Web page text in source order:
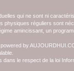
qui ne sont ni
physiques réguliers sont
amincissant, un
by
le respect de la loi